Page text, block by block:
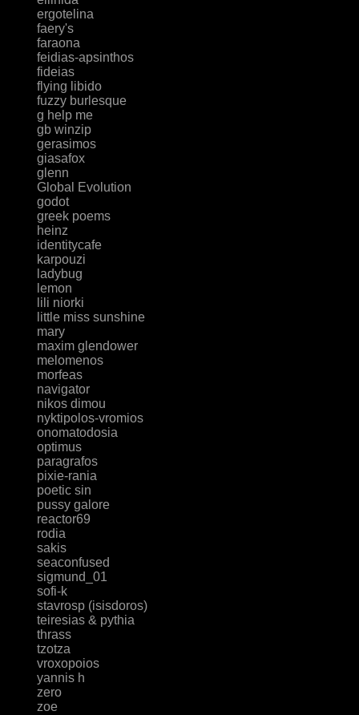
ergotelina
faery's
faraona
feidias-apsinthos
fideias
flying libido
fuzzy burlesque
g help me
gb winzip
gerasimos
giasafox
glenn
Global Evolution
godot
greek poems
heinz
identitycafe
karpouzi
ladybug
lemon
lili niorki
little miss sunshine
mary
maxim glendower
melomenos
morfeas
navigator
nikos dimou
nyktipolos-vromios
onomatodosia
optimus
paragrafos
pixie-rania
poetic sin
pussy galore
reactor69
rodia
sakis
seaconfused
sigmund_01
sofi-k
stavrosp (isisdoros)
teiresias & pythia
thrass
tzotza
vroxopoios
yannis h
zero
zoe